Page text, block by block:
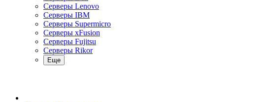
Серверы Lenovo
Серверы IBM
Серверы Supermicro
Серверы xFusion
Серверы Fujitsu
Серверы Rikor
Еще